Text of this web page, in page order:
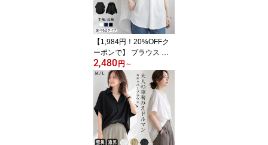
【1,984円！20%OFFク
ーポンで】 ブラウス レ
ディース 春夏 黒 白 スキ
ッパー ブラウスシャツ
スキッパーシャツ トップ
ス ゆったり 半袖 長袖 体
型カバー チュニック 無
地 きれいめ ホワイト ブ
ラック オフィス カジュ
アル 20代 30代 40代 大
2,480 円 ～